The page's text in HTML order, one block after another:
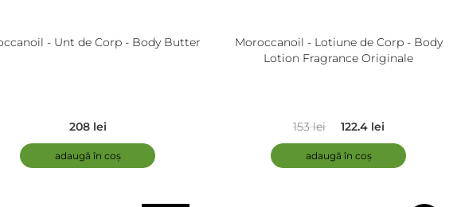
- Unt de Corp - Body Butter
208 lei
adaugă în coș
Moroccanoil - Lotiune de Corp - Body
Lotion Fragrance Originale
153 lei 122.4 lei
adaugă în coș